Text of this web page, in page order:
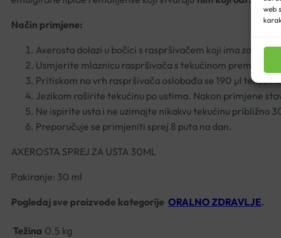
web
Način primjene:
Axerosta dolazi u bočici s raspršivačem koji ima zaštitni
Usmjerite mlaznicu raspršivača s tekućinom prema
Pritiskom na vrh raspršivača oslobađa se 190 µl
Jezikom raširite tekućinu po ustima. Nakon primjene
Ne ispirite usta i ne uzimajte nikakvu tekućinu približno
Preporučuje se primjeniti sprej 8 puta na dan.
AXEROSTA SPREJ ZA USTA 30ML
Pakiranje: 30 ml
Pogledaj sve proizvode kategorije ORALNO ZDRAVLJE.
Težina 0.5 kg